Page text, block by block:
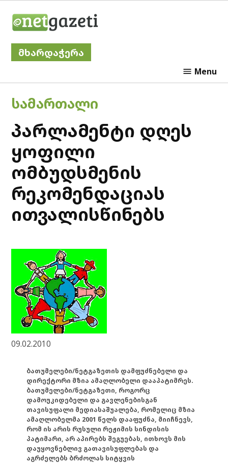
მხარდაჭერა
Menu
POSTED
IN
ᲡᲐᲛᲐᲠᲗᲐᲚᲘ
პარლამენტი დღეს
ყოფილი
ომბუდსმენის
რეკომენდაციას
ითვალისწინებს
09.02.2010
ბათუმელები/ნეტგაზეთის დამფუძნებელი და
დირექტორი მზია ამაღლობელი დააპატიმრეს.
ბათუმელები/ნეტგაზეთი, როგორც
დამოუკიდებელი და გავლენებისგან
თავისუფალი მედიასაშუალება, რომელიც მზია
ამაღლობელმა 2001 წელს დააფუძნა, მიიჩნევს,
რომ ის არის რუსული რეჟიმის სინდისის
პატიმარი, არ აპირებს შეგუებას, ითხოვს მის
დაუყოვნებლივ გათავისუფლებას და
აგრძელებს ბრძოლას სიტყვის